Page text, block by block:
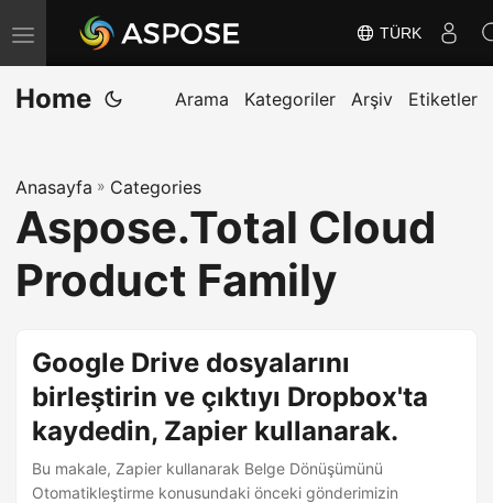
G
e
z
m
e
i
TÜRK
Home Arama Kategoriler Arşiv Etiketler
Anasayfa » Categories
Aspose.Total Cloud
Product Family
Google Drive dosyalarını
birleştirin ve çıktıyı Dropbox'ta
kaydedin, Zapier kullanarak.
Bu makale, Zapier kullanarak Belge Dönüşümünü
Otomatikleştirme konusundaki önceki gönderimizin